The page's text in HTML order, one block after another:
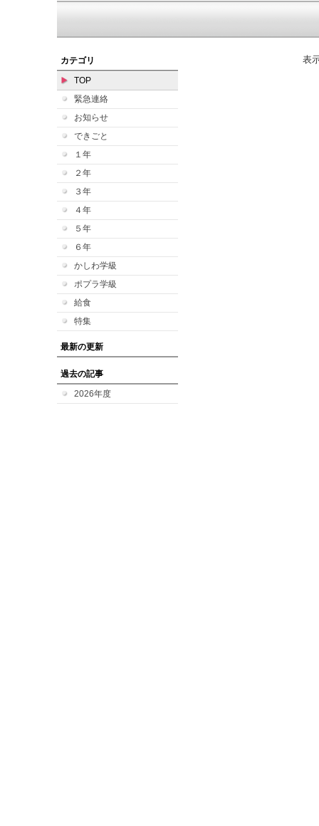
カテゴリ
TOP
緊急連絡
お知らせ
できごと
１年
２年
３年
４年
５年
６年
かしわ学級
ポプラ学級
給食
特集
最新の更新
過去の記事
2026年度
表